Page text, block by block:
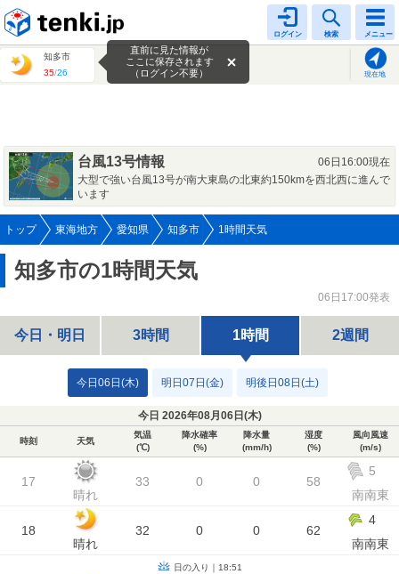
ログイン 検索 メニュー
知多市
35/26 現在地
直前に見た情報が
ここに保存されます
（ログイン不要）
台風13号情報
06日16:00現在
大型で強い台風13号が南大東島の北東約150kmを西北西に進んで
います
トップ 東海地方 愛知県 知多市 1時間天気
知多市の1時間天気
06日17:00発表
今日・明日 3時間 1時間 2週間
今日06日(木) 明日07日(金) 明後日08日(土)
今日 2026年08月06日(木)
時刻 天気
気温
(℃)
降水確率
(%)
降水量
(mm/h)
湿度
(%)
風向風速
(m/s)
17
晴れ
33 0 0 58
5
南南東
18
晴れ
32 0 0 62
4
南南東
日の入り｜18:51